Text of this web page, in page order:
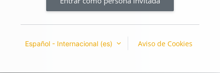
Español - Internacional ‎(es)‎ Aviso de Cookies